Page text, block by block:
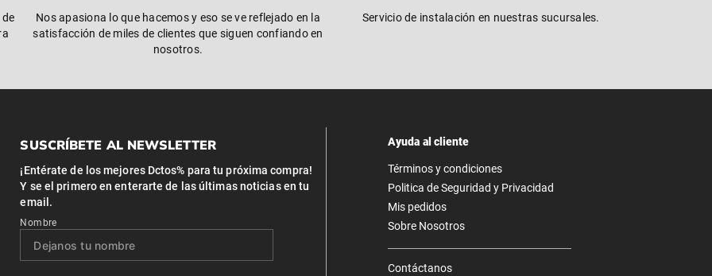
Nos apasiona lo que hacemos y eso se ve reflejado en la
satisfacción de miles de clientes que siguen confiando en
nosotros.
Servicio de instalación en nuestras sucursales.
SUSCRÍBETE AL NEWSLETTER
¡Entérate de los mejores Dctos% para tu próxima compra!
Y se el primero en enterarte de las últimas noticias en tu
email.
Nombre
Ayuda al cliente
Términos y condiciones
Politica de Seguridad y Privacidad
Mis pedidos
Sobre Nosotros
Contáctanos